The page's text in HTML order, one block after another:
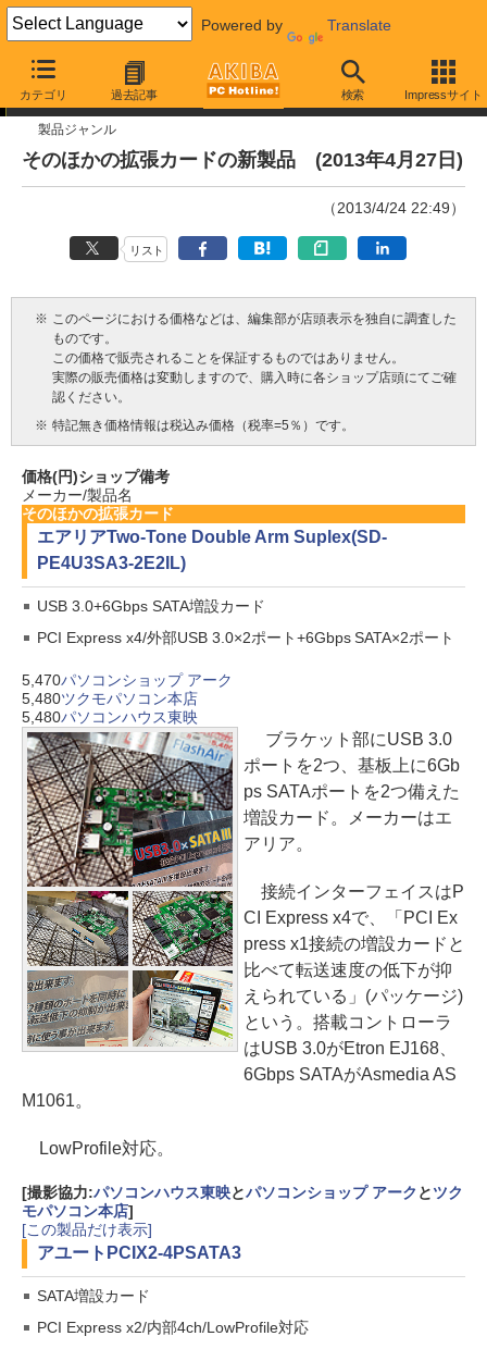
Powered by Translate
カテゴリ 過去記事 検索 Impressサイト
今週見つけた新製品
製品ジャンル
そのほかの拡張カードの新製品 (2013年4月27日)
（2013/4/24 22:49）
リスト
※ このページにおける価格などは、編集部が店頭表示を独自に調査した
ものです。
この価格で販売されることを保証するものではありません。
実際の販売価格は変動しますので、購入時に各ショップ店頭にてご確
認ください。
※ 特記無き価格情報は税込み価格（税率=5％）です。
価格(円)ショップ備考
メーカー/製品名
そのほかの拡張カード
エアリアTwo-Tone Double Arm Suplex(SD-
PE4U3SA3-2E2IL)
USB 3.0+6Gbps SATA増設カード
PCI Express x4/外部USB 3.0×2ポート+6Gbps SATA×2ポート
5,470パソコンショップ アーク
5,480ツクモパソコン本店
5,480パソコンハウス東映
ブラケット部にUSB 3.0
ポートを2つ、基板上に6Gb
ps SATAポートを2つ備えた
増設カード。メーカーはエ
アリア。
接続インターフェイスはP
CI Express x4で、「PCI Ex
press x1接続の増設カードと
比べて転送速度の低下が抑
えられている」(パッケージ)
という。搭載コントローラ
はUSB 3.0がEtron EJ168、
6Gbps SATAがAsmedia AS
M1061。
LowProfile対応。
[撮影協力:パソコンハウス東映とパソコンショップ アーク とツク
モパソコン本店]
[この製品だけ表示]
アユート PCIX2-4PSATA3
SATA増設カード
PCI Express x2/内部4ch/LowProfile対応